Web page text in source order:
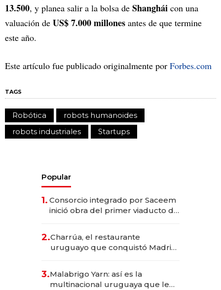
13.500, y planea salir a la bolsa de Shanghái con una
valuación de US$ 7.000 millones antes de que termine
este año.
Este artículo fue publicado originalmente por Forbes.com
TAGS
Robótica
robots humanoides
robots industriales
Startups
Popular
1. Consorcio integrado por Saceem
inició obra del primer viaducto de
millones
2.Charrúa, el restaurante
uruguayo que conquistó Madrid:
anticipación y prepara apertura
3.Malabrigo Yarn: así es la
multinacional uruguaya que le